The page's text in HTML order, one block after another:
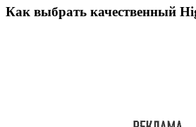
Как выбрать качественный